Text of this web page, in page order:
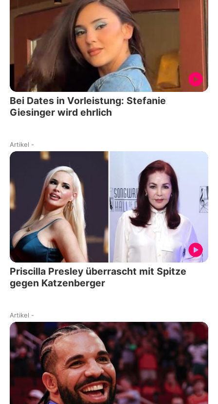
Bei Dates in Vorleistung: Stefanie
Giesinger wird ehrlich
Artikel -
Priscilla Presley überrascht mit Spitze
gegen Katzenberger
Artikel -